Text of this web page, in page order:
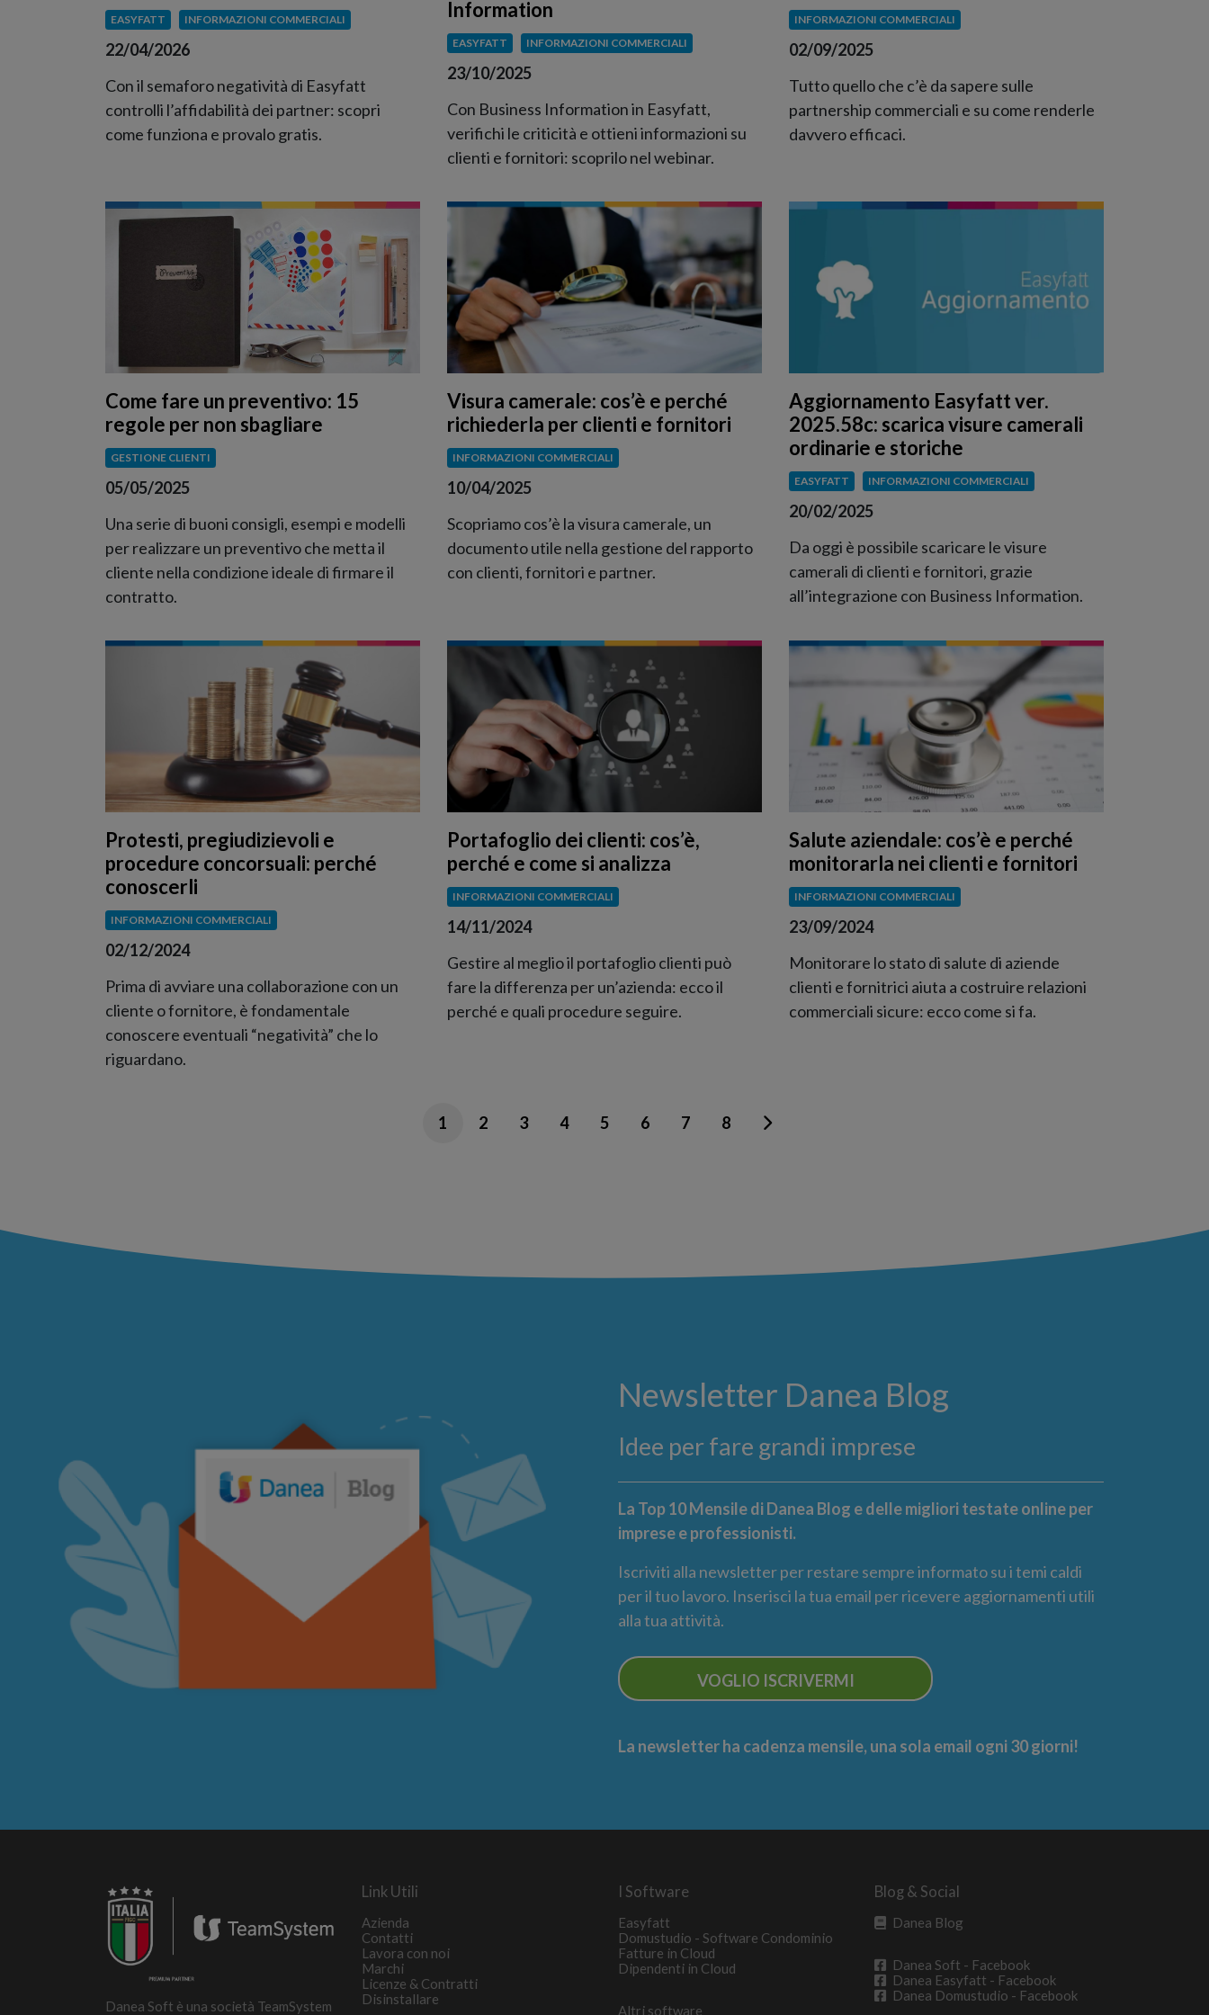
EASYFATT INFORMAZIONI COMMERCIALI
22/04/2026
Con il semaforo negatività di Easyfatt
controlli l’affidabilità dei partner: scopri
come funziona e provalo gratis.
Information
EASYFATT INFORMAZIONI COMMERCIALI
23/10/2025
Con Business Information in Easyfatt,
verifichi le criticità e ottieni informazioni su
clienti e fornitori: scoprilo nel webinar.
INFORMAZIONI COMMERCIALI
02/09/2025
Tutto quello che c’è da sapere sulle
partnership commerciali e su come renderle
davvero efficaci.
Come fare un preventivo: 15
regole per non sbagliare
GESTIONE CLIENTI
05/05/2025
Una serie di buoni consigli, esempi e modelli
per realizzare un preventivo che metta il
cliente nella condizione ideale di firmare il
contratto.
Visura camerale: cos’è e perché
richiederla per clienti e fornitori
INFORMAZIONI COMMERCIALI
10/04/2025
Scopriamo cos’è la visura camerale, un
documento utile nella gestione del rapporto
con clienti, fornitori e partner.
Aggiornamento Easyfatt ver.
2025.58c: scarica visure camerali
ordinarie e storiche
EASYFATT INFORMAZIONI COMMERCIALI
20/02/2025
Da oggi è possibile scaricare le visure
camerali di clienti e fornitori, grazie
all’integrazione con Business Information.
Protesti, pregiudizievoli e
procedure concorsuali: perché
conoscerli
INFORMAZIONI COMMERCIALI
02/12/2024
Prima di avviare una collaborazione con un
cliente o fornitore, è fondamentale
conoscere eventuali “negatività” che lo
riguardano.
Portafoglio dei clienti: cos’è,
perché e come si analizza
INFORMAZIONI COMMERCIALI
14/11/2024
Gestire al meglio il portafoglio clienti può
fare la differenza per un’azienda: ecco il
perché e quali procedure seguire.
Salute aziendale: cos’è e perché
monitorarla nei clienti e fornitori
INFORMAZIONI COMMERCIALI
23/09/2024
Monitorare lo stato di salute di aziende
clienti e fornitrici aiuta a costruire relazioni
commerciali sicure: ecco come si fa.
1 2 3 4 5 6 7 8
Newsletter Danea Blog
Idee per fare grandi imprese
La Top 10 Mensile di Danea Blog e delle migliori testate online per
imprese e professionisti.
Iscriviti alla newsletter per restare sempre informato su i temi caldi
per il tuo lavoro. Inserisci la tua email per ricevere aggiornamenti utili
alla tua attività.
VOGLIO ISCRIVERMI
La newsletter ha cadenza mensile, una sola email ogni 30 giorni!
Danea Soft è una società TeamSystem
Link Utili
Azienda
Contatti
Lavora con noi
Marchi
Licenze & Contratti
Disinstallare
I Software
Easyfatt
Domustudio - Software Condominio
Fatture in Cloud
Dipendenti in Cloud
Altri software
Blog & Social
Danea Blog
Danea Soft - Facebook
Danea Easyfatt - Facebook
Danea Domustudio - Facebook